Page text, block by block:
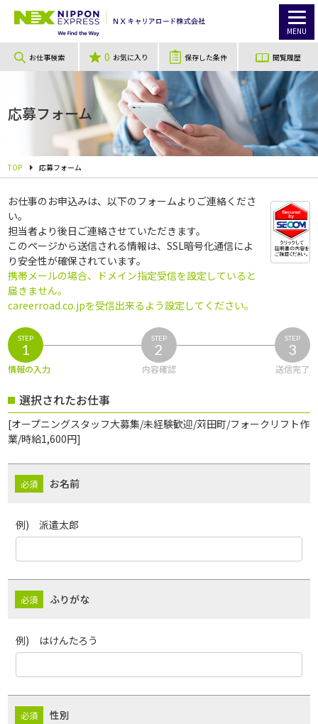
MENU
お仕事検索 0 お気に入り 保存した条件 閲覧履歴
応募フォーム
TOP 応募フォーム
お仕事のお申込みは、以下のフォームよりご連絡くださ
い。
担当者より後日ご連絡させていただきます。
このページから送信される情報は、SSL暗号化通信によ
り安全性が確保されています。
携帯メールの場合、ドメイン指定受信を設定していると
届きません。
careerroad.co.jpを受信出来るよう設定してください。
STEP
1
情報の入力
STEP
2
内容確認
STEP
3
送信完了
選択されたお仕事
[オープニングスタッフ大募集/未経験歓迎/苅田町/フォークリフト作
業/時給1,600円]
お名前
例) 派遣太郎
ふりがな
例) はけんたろう
性別